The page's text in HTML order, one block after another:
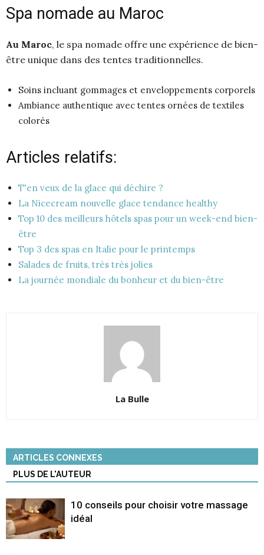
Spa nomade au Maroc
Au Maroc, le spa nomade offre une expérience de bien-
être unique dans des tentes traditionnelles.
Soins incluant gommages et enveloppements corporels
Ambiance authentique avec tentes ornées de textiles
colorés
Articles relatifs:
T'en veux de la glace qui déchire ?
La Nicecream nouvelle glace tendance healthy
Top 10 des meilleurs hôtels spas pour un week-end bien-
être
Top 3 des spas en Italie pour le printemps
Salades de fruits, très très jolies
La journée mondiale du bonheur et du bien-être
La Bulle
ARTICLES CONNEXES
PLUS DE L'AUTEUR
10 conseils pour choisir votre massage
idéal